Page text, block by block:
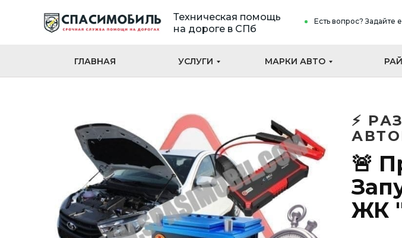
Есть вопрос? Задайте
ГЛАВНАЯ УСЛУГИ МАРКИ АВТО
Техническая помощь
на дороге в СПб
⚡
🚨
ЖК